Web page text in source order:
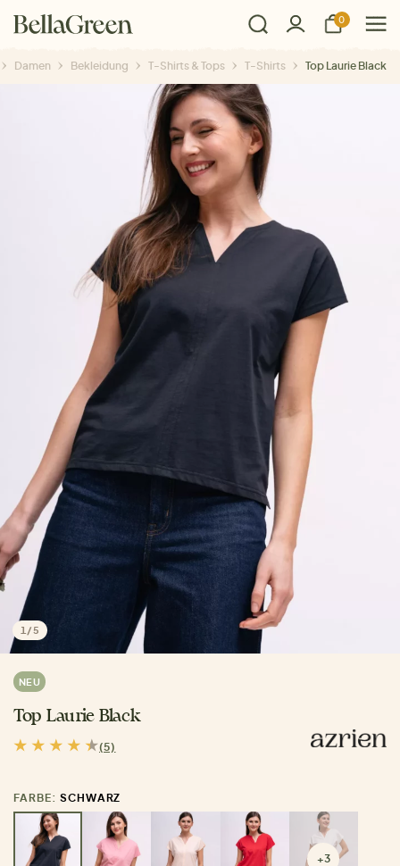
0
Damen Bekleidung T-Shirts & Tops T-Shirts Top Laurie Black
1 /5
NEU
Top Laurie Black
(5)
FARBE: SCHWARZ
+3